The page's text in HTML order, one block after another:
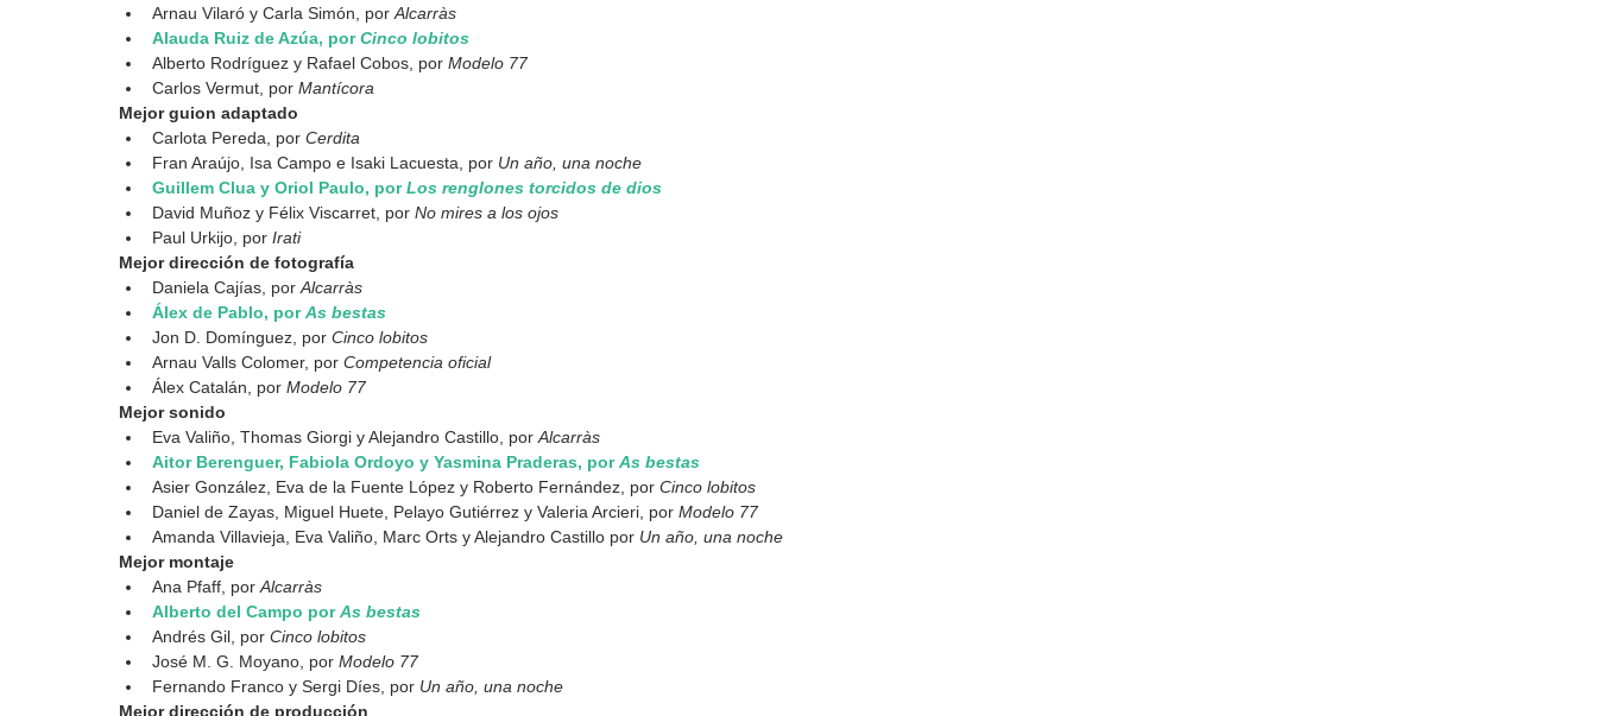
Arnau Vilaró y Carla Simón, por Alcarràs
Alauda Ruiz de Azúa, por Cinco lobitos
Alberto Rodríguez y Rafael Cobos, por Modelo 77
Carlos Vermut, por Mantícora
Mejor guion adaptado
Carlota Pereda, por Cerdita
Fran Araújo, Isa Campo e Isaki Lacuesta, por Un año, una noche
Guillem Clua y Oriol Paulo, por Los renglones torcidos de dios
David Muñoz y Félix Viscarret, por No mires a los ojos
Paul Urkijo, por Irati
Mejor dirección de fotografía
Daniela Cajías, por Alcarràs
Álex de Pablo, por As bestas
Jon D. Domínguez, por Cinco lobitos
Arnau Valls Colomer, por Competencia oficial
Álex Catalán, por Modelo 77
Mejor sonido
Eva Valiño, Thomas Giorgi y Alejandro Castillo, por Alcarràs
Aitor Berenguer, Fabiola Ordoyo y Yasmina Praderas, por As bestas
Asier González, Eva de la Fuente López y Roberto Fernández, por Cinco lobitos
Daniel de Zayas, Miguel Huete, Pelayo Gutiérrez y Valeria Arcieri, por Modelo 77
Amanda Villavieja, Eva Valiño, Marc Orts y Alejandro Castillo por Un año, una noche
Mejor montaje
Ana Pfaff, por Alcarràs
Alberto del Campo por As bestas
Andrés Gil, por Cinco lobitos
José M. G. Moyano, por Modelo 77
Fernando Franco y Sergi Díes, por Un año, una noche
Mejor dirección de producción